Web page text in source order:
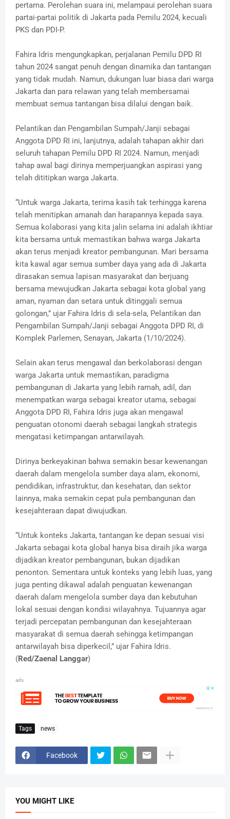
pertama. Perolehan suara ini, melampaui perolehan suara
partai-partai politik di Jakarta pada Pemilu 2024, kecuali
PKS dan PDI-P.
Fahira Idris mengungkapkan, perjalanan Pemilu DPD RI
tahun 2024 sangat penuh dengan dinamika dan tantangan
yang tidak mudah. Namun, dukungan luar biasa dari warga
Jakarta dan para relawan yang telah membersamai
membuat semua tantangan bisa dilalui dengan baik.
Pelantikan dan Pengambilan Sumpah/Janji sebagai
Anggota DPD RI ini, lanjutnya, adalah tahapan akhir dari
seluruh tahapan Pemilu DPD RI 2024. Namun, menjadi
tahap awal bagi dirinya memperjuangkan aspirasi yang
telah dititipkan warga Jakarta.
“Untuk warga Jakarta, terima kasih tak terhingga karena
telah menitipkan amanah dan harapannya kepada saya.
Semua kolaborasi yang kita jalin selama ini adalah ikhtiar
kita bersama untuk memastikan bahwa warga Jakarta
akan terus menjadi kreator pembangunan. Mari bersama
kita kawal agar semua sumber daya yang ada di Jakarta
dirasakan semua lapisan masyarakat dan berjuang
bersama mewujudkan Jakarta sebagai kota global yang
aman, nyaman dan setara untuk ditinggali semua
golongan,” ujar Fahira Idris di sela-sela, Pelantikan dan
Pengambilan Sumpah/Janji sebagai Anggota DPD RI, di
Komplek Parlemen, Senayan, Jakarta (1/10/2024).
Selain akan terus mengawal dan berkolaborasi dengan
warga Jakarta untuk memastikan, paradigma
pembangunan di Jakarta yang lebih ramah, adil, dan
menempatkan warga sebagai kreator utama, sebagai
Anggota DPD RI, Fahira Idris juga akan mengawal
penguatan otonomi daerah sebagai langkah strategis
mengatasi ketimpangan antarwilayah.
Dirinya berkeyakinan bahwa semakin besar kewenangan
daerah dalam mengelola sumber daya alam, ekonomi,
pendidikan, infrastruktur, dan kesehatan, dan sektor
lainnya, maka semakin cepat pula pembangunan dan
kesejahteraan dapat diwujudkan.
“Untuk konteks Jakarta, tantangan ke depan sesuai visi
Jakarta sebagai kota global hanya bisa diraih jika warga
dijadikan kreator pembangunan, bukan dijadikan
penonton. Sementara untuk konteks yang lebih luas, yang
juga penting dikawal adalah penguatan kewenangan
daerah dalam mengelola sumber daya dan kebutuhan
lokal sesuai dengan kondisi wilayahnya. Tujuannya agar
terjadi percepatan pembangunan dan kesejahteraan
masyarakat di semua daerah sehingga ketimpangan
antarwilayah bisa diperkecil,” ujar Fahira Idris.
(Red/Zaenal Langgar)
ads
Tags news
Facebook
YOU MIGHT LIKE